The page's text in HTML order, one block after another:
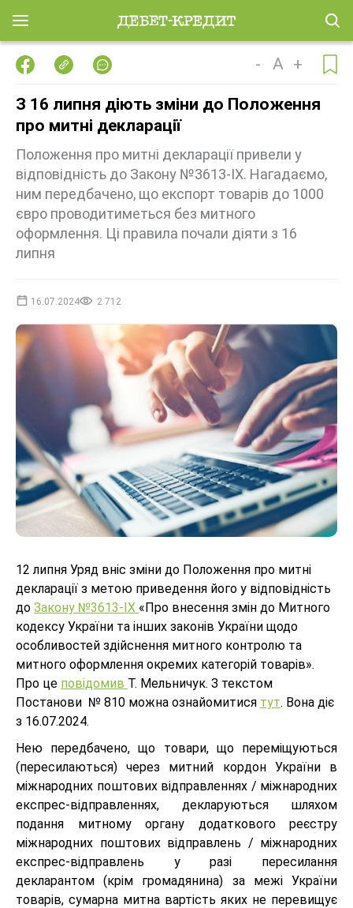
- A +
З 16 липня діють зміни до Положення
про митні декларації
Положення про митні декларації привели у
відповідність до Закону №3613-IX. Нагадаємо,
ним передбачено, що експорт товарів до 1000
євро проводитиметься без митного
оформлення. Ці правила почали діяти з 16
липня
16.07.2024 2 712
12 липня Уряд вніс зміни до Положення про митні
декларації з метою приведення його у відповідність
до Закону №3613-IX «Про внесення змін до Митного
кодексу України та інших законів України щодо
особливостей здійснення митного контролю та
митного оформлення окремих категорій товарів».
Про це повідомив Т. Мельничук. З текстом
Постанови № 810 можна ознайомитися тут. Вона діє
з 16.07.2024.
Нею передбачено, що товари, що переміщуються
(пересилаються) через митний кордон України в
міжнародних поштових відправленнях / міжнародних
експрес-відправленнях, декларуються шляхом
подання митному органу додаткового реєстру
міжнародних поштових відправлень / міжнародних
експрес-відправлень у разі пересилання
декларантом (крім громадянина) за межі України
товарів, сумарна митна вартість яких не перевищує